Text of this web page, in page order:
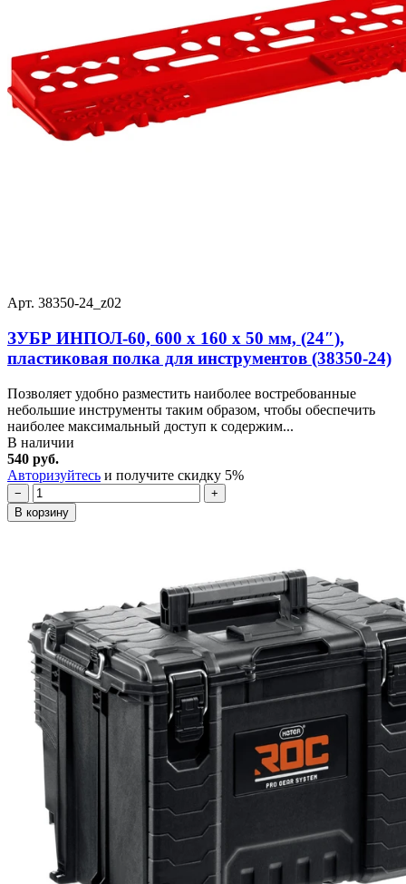
Арт. 38350-24_z02
ЗУБР ИНПОЛ-60, 600 х 160 х 50 мм, (24″),
пластиковая полка для инструментов (38350-24)
Позволяет удобно разместить наиболее востребованные
небольшие инструменты таким образом, чтобы обеспечить
наиболее максимальный доступ к содержим...
В наличии
540 руб.
Авторизуйтесь и получите скидку 5%
−
+
В корзину